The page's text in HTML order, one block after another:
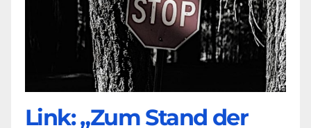
Link: „Zum Stand der